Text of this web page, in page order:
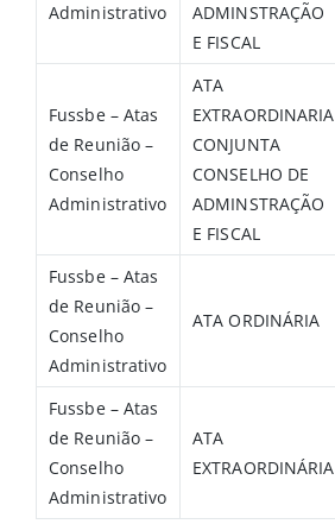
Administrativo
ADMINSTRAÇÃO
E FISCAL
Fussbe – Atas
de Reunião –
Conselho
Administrativo
ATA
EXTRAORDINARIA
CONJUNTA
CONSELHO DE
ADMINSTRAÇÃO
E FISCAL
Fussbe – Atas
de Reunião –
Conselho
Administrativo
ATA ORDINÁRIA
Fussbe – Atas
de Reunião –
Conselho
Administrativo
ATA
EXTRAORDINÁRIA